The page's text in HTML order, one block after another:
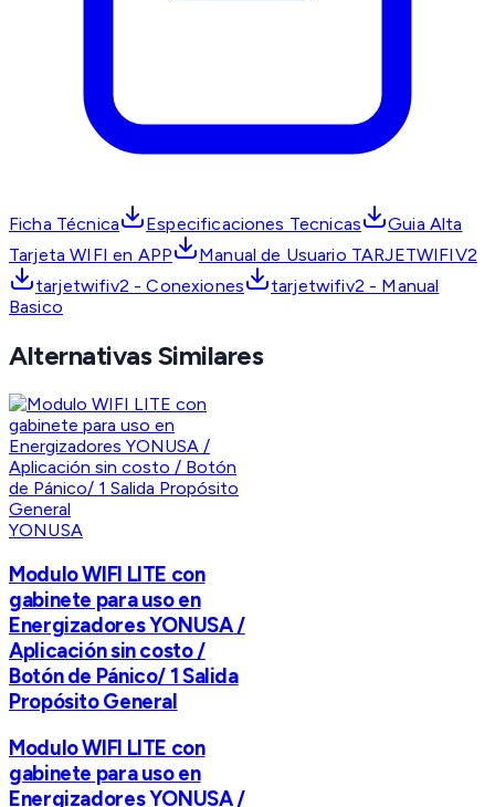
Ficha Técnica Especificaciones Tecnicas
Guia Alta
Tarjeta WIFI en APP
Manual de Usuario TARJETWIFIV2
tarjetwifiv2 - Conexiones
tarjetwifiv2 - Manual
Basico
Alternativas Similares
YONUSA
Modulo WIFI LITE con
gabinete para uso en
Energizadores YONUSA /
Aplicación sin costo /
Botón de Pánico/ 1 Salida
Propósito General
Modulo WIFI LITE con
gabinete para uso en
Energizadores YONUSA /